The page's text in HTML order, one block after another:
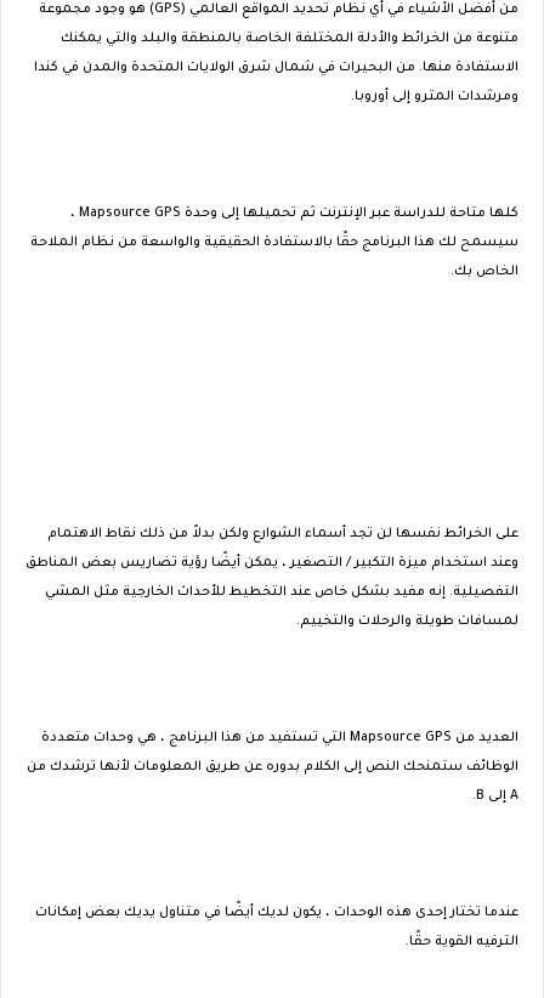
من أفضل الأشياء في أي نظام تحديد المواقع العالمي (GPS) هو وجود مجموعة
متنوعة من الخرائط والأدلة المختلفة الخاصة بالمنطقة والبلد والتي يمكنك
الاستفادة منها. من البحيرات في شمال شرق الولايات المتحدة والمدن في كندا
ومرشدات المترو إلى أوروبا.
كلها متاحة للدراسة عبر الإنترنت ثم تحميلها إلى وحدة Mapsource GPS ،
سيسمح لك هذا البرنامج حقًا بالاستفادة الحقيقية والواسعة من نظام الملاحة
الخاص بك.
على الخرائط نفسها لن تجد أسماء الشوارع ولكن بدلاً من ذلك نقاط الاهتمام
وعند استخدام ميزة التكبير / التصغير ، يمكن أيضًا رؤية تضاريس بعض المناطق
التفصيلية. إنه مفيد بشكل خاص عند التخطيط للأحداث الخارجية مثل المشي
لمسافات طويلة والرحلات والتخييم.
العديد من Mapsource GPS التي تستفيد من هذا البرنامج ، هي وحدات متعددة
الوظائف ستمنحك النص إلى الكلام بدوره عن طريق المعلومات لأنها ترشدك من
A إلى B.
عندما تختار إحدى هذه الوحدات ، يكون لديك أيضًا في متناول يديك بعض إمكانات
الترفيه القوية حقًا.